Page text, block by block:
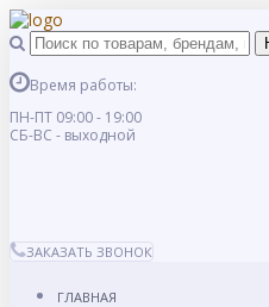
Время работы:
ПН-ПТ 09:00 - 19:00
СБ-ВС - выходной
ЗАКАЗАТЬ ЗВОНОК
ГЛАВНАЯ